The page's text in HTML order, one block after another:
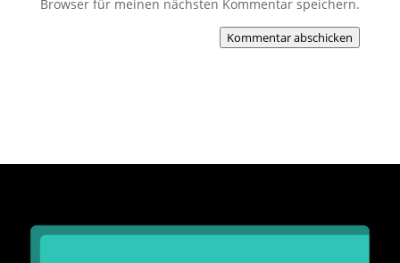
Browser für meinen nächsten Kommentar speichern.
Kommentar abschicken